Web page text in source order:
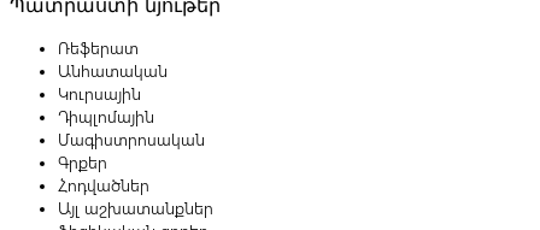
Պատրաստի նյութեր
Ռեֆերատ
Անհատական
Կուրսային
Դիպլոմային
Մագիստրոսական
Գրքեր
Հոդվածներ
Այլ աշխատանքներ